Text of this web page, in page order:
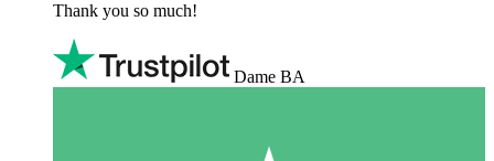
Thank you so much!
Dame BA